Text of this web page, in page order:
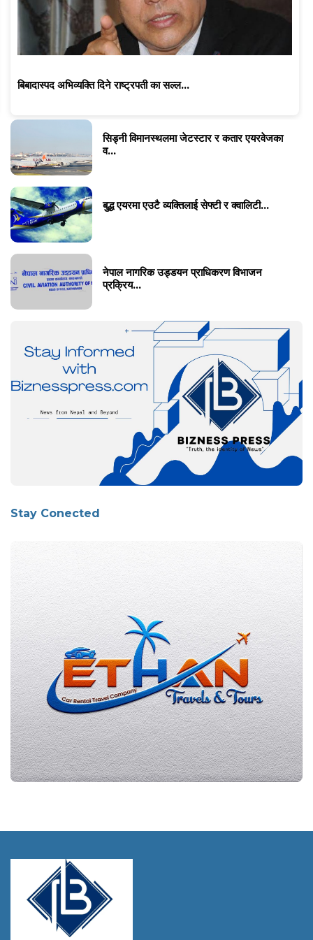
बिबादास्पद अभिव्यक्ति दिने राष्ट्रपती का सल्ल...
सिड्नी विमानस्थलमा जेटस्टार र कतार एयरवेजका
व...
बुद्ध एयरमा एउटै व्यक्तिलाई सेफ्टी र क्वालिटी...
नेपाल नागरिक उड्डयन प्राधिकरण विभाजन
प्रक्रिय...
Stay Conected